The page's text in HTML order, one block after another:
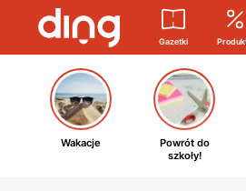
Gazetki
Wakacje
Powrót do
szkoły!